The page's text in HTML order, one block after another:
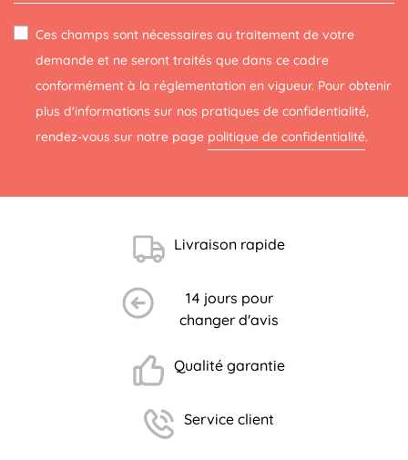
Ces champs sont nécessaires au traitement de votre
demande et ne seront traités que dans ce cadre
conformément à la réglementation en vigueur. Pour obtenir
plus d'informations sur nos pratiques de confidentialité,
rendez-vous sur notre page politique de confidentialité.
Livraison rapide
14 jours pour
changer d'avis
Qualité garantie
Service client